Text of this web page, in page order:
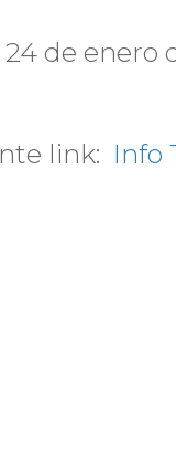
de enero
link: Info